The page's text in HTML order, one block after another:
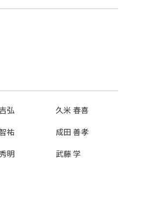
弘
久米 春喜
祐
成田 善孝
明
武藤 学